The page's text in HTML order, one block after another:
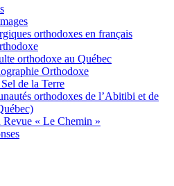
orthodoxes en français
orthodoxe au Québec
Orthodoxe
de la Terre
orthodoxes de l’Abitibi et de
Revue « Le Chemin »